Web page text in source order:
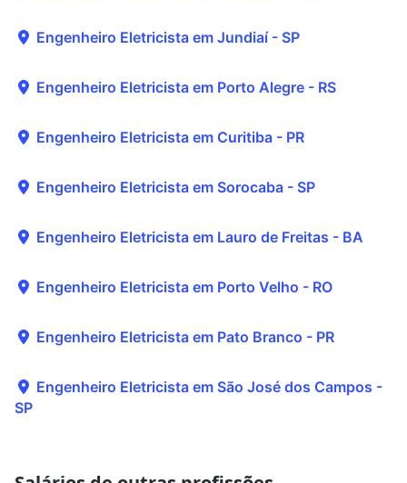
Engenheiro Eletricista em Jundiaí - SP
Engenheiro Eletricista em Porto Alegre - RS
Engenheiro Eletricista em Curitiba - PR
Engenheiro Eletricista em Sorocaba - SP
Engenheiro Eletricista em Lauro de Freitas - BA
Engenheiro Eletricista em Porto Velho - RO
Engenheiro Eletricista em Pato Branco - PR
Engenheiro Eletricista em São José dos Campos -
SP